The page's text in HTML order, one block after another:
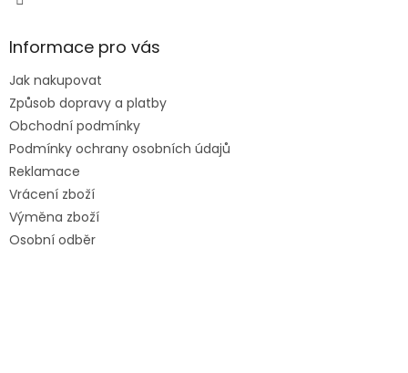
Informace pro vás
Jak nakupovat
Způsob dopravy a platby
Obchodní podmínky
Podmínky ochrany osobních údajů
Reklamace
Vrácení zboží
Výměna zboží
Osobní odběr